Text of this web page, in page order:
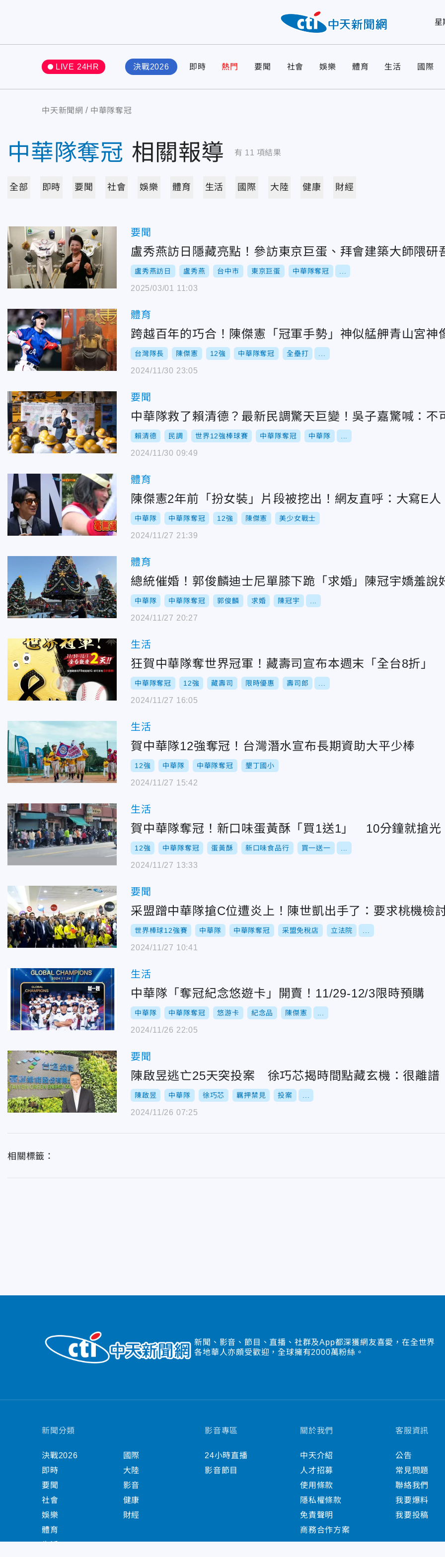
星
LIVE 24HR 決戰2026 即時 熱門 要聞 社會 娛樂 體育 生活 國際
中天新聞網 中華隊奪冠
中華隊奪冠 相關報導 有 11 項結果
全部 即時 要聞 社會 娛樂 體育 生活 國際 大陸 健康 財經
要聞
盧秀燕訪日隱藏亮點！參訪東京巨蛋、拜會建築大師隈研
盧秀燕訪日 盧秀燕 台中市 東京巨蛋 中華隊奪冠
2025/03/01 11:03
體育
跨越百年的巧合！陳傑憲「冠軍手勢」神似艋舺青山宮神
台灣隊長 陳傑憲 12強 中華隊奪冠 全壘打
2024/11/30 23:05
要聞
中華隊救了賴清德？最新民調驚天巨變！吳子嘉驚喊：不
賴清德 民調 世界12強棒球賽 中華隊奪冠 中華隊
2024/11/30 09:49
體育
陳傑憲2年前「扮女裝」片段被挖出！網友直呼：大寫E人
中華隊 中華隊奪冠 12強 陳傑憲 美少女戰士
2024/11/27 21:39
體育
總統催婚！郭俊麟迪士尼單膝下跪「求婚」陳冠宇嬌羞說
中華隊 中華隊奪冠 郭俊麟 求婚 陳冠宇
2024/11/27 20:27
生活
狂賀中華隊奪世界冠軍！藏壽司宣布本週末「全台8折」
中華隊奪冠 12強 藏壽司 限時優惠 壽司郎
2024/11/27 16:05
生活
賀中華隊12強奪冠！台灣潛水宣布長期資助大平少棒
12強 中華隊 中華隊奪冠 墾丁國小
2024/11/27 15:42
生活
賀中華隊奪冠！新口味蛋黃酥「買1送1」 10分鐘就搶光
12強 中華隊奪冠 蛋黃酥 新口味食品行 買一送一
2024/11/27 13:33
要聞
采盟蹭中華隊搶C位遭炎上！陳世凱出手了：要求桃機檢
世界棒球12強賽 中華隊 中華隊奪冠 采盟免稅店 立法院
2024/11/27 10:41
生活
中華隊「奪冠紀念悠遊卡」開賣！11/29-12/3限時預購
中華隊 中華隊奪冠 悠游卡 紀念品 陳傑憲
2024/11/26 22:05
要聞
陳啟昱逃亡25天突投案 徐巧芯揭時間點藏玄機：很離譜
陳啟昱 中華隊 徐巧芯 羈押禁見 投案
2024/11/26 07:25
相關標籤：
新聞、影音、節目、直播、社群及App都深獲網友喜愛，在全世界
各地華人亦頗受歡迎，全球擁有2000萬粉絲。
新聞分類
決戰2026
即時
要聞
社會
娛樂
體育
國際
大陸
影音
健康
財經
影音專區
24小時直播
影音節目
關於我們
中天介紹
人才招募
使用條款
隱私權條款
免責聲明
商務合作方案
客服資訊
公告
常見問題
聯絡我們
我要爆料
我要投稿